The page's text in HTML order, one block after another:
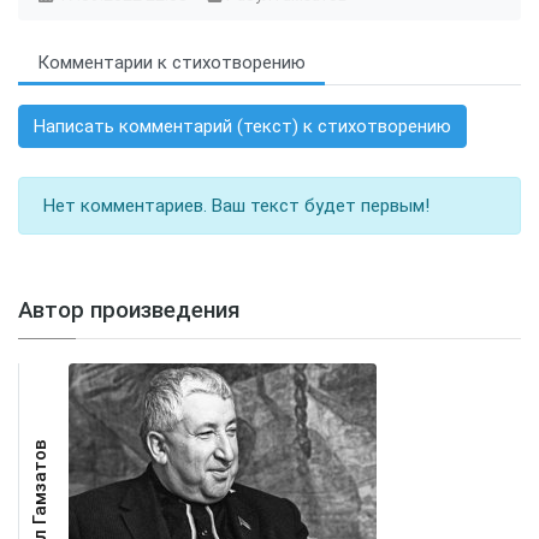
Комментарии к стихотворению
Написать комментарий (текст) к стихотворению
Нет комментариев. Ваш текст будет первым!
Автор произведения
Расул Гамзатов